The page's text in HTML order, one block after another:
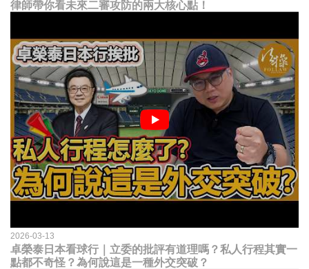
律師帶你看未來二審攻防的兩大核心點！
2026-03-13
卓榮泰日本看球行｜立委的批評有道理嗎？私人行程其實一
點都不奇怪？為何說這是一種外交突破？